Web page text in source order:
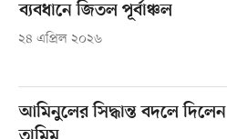
ব্যবধানে জিতল পূর্বাঞ্চল
২৪ এপ্রিল ২০২৬
আমিনুলের সিদ্ধান্ত বদলে দিলেন